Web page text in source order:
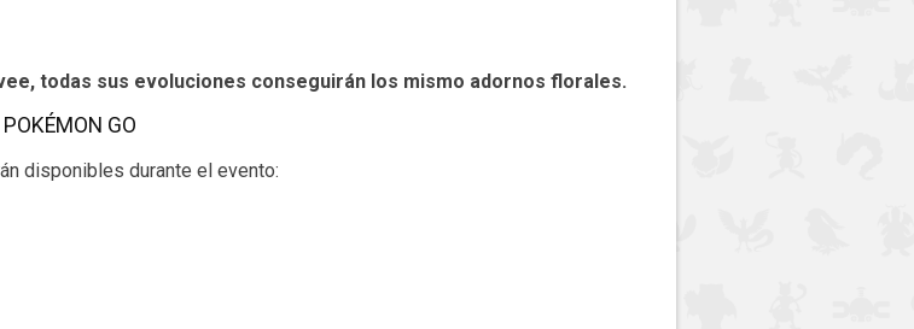
todas sus evoluciones conseguirán los mismo adornos florales.
GO
disponibles durante el evento: